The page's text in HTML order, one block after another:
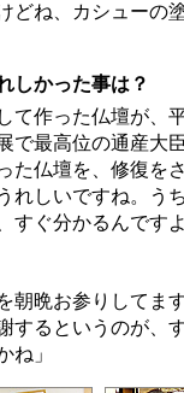
どね、カシューの
しかった事は？
て作った仏壇が、
で最高位の通産大
た仏壇を、修復を
れしいですね。う
すぐ分かるんですよ
朝晩お参りしてま
するというのが、
ね」